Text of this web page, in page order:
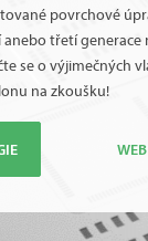
povrchové
třetí
se o výjimečných
na zkoušku!